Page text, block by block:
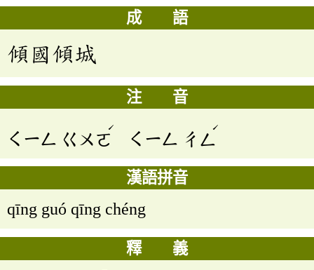
成 語
傾國傾城
注 音
ㄑㄧㄥ ㄍㄨㄛ
ˊ
ㄑㄧㄥ ㄔㄥ
ˊ
漢語拼音
qīng guó qīng chéng
釋 義